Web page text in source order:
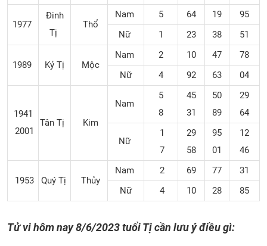
1977
Đinh
Tị
Thổ
Nam 5 64 19
95
Nữ
1 23 38 51
1989 Kỷ Tị Mộc
Nam 2 10 47
78
Nữ
4 92 63 04
1941
2001
Tân Tị Kim
Nam
5
8
45
31
50
89
29
64
Nữ
1
7
29
58
95
01
12
46
1953 Quý Tị Thủy
Nam 2 69 77
31
Nữ
4 10 28 85
Tử vi hôm nay 8/6/2023 tuổi Tị cần lưu ý điều gì: